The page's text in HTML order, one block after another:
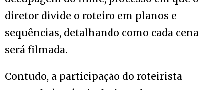
diretor divide o roteiro em planos e
sequências, detalhando como cada cena
será filmada.
Contudo, a participação do roteirista